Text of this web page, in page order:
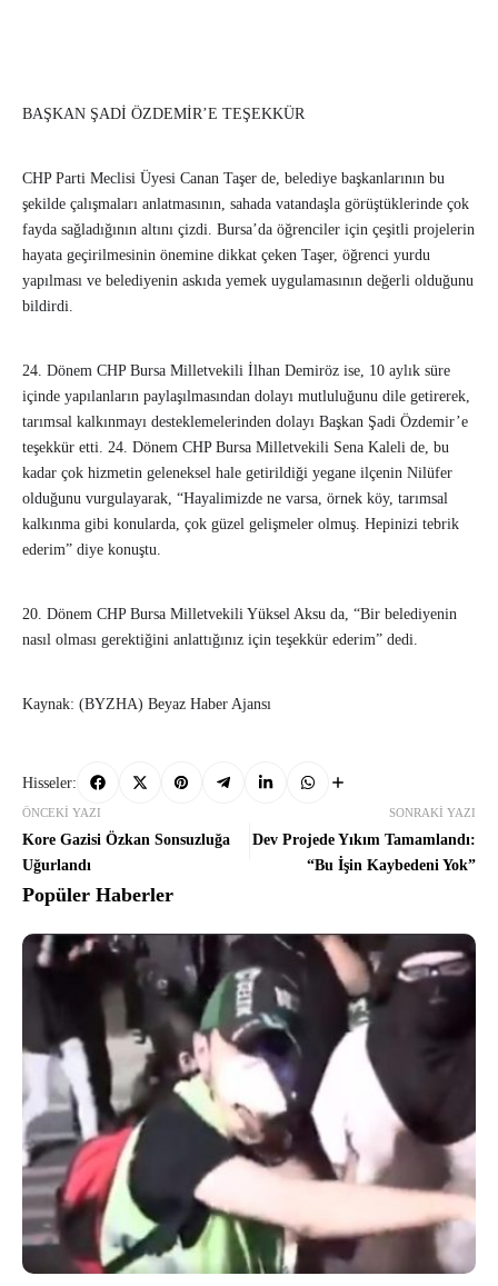
BAŞKAN ŞADİ ÖZDEMİR’E TEŞEKKÜR
CHP Parti Meclisi Üyesi Canan Taşer de, belediye başkanlarının bu
şekilde çalışmaları anlatmasının, sahada vatandaşla görüştüklerinde çok
fayda sağladığının altını çizdi. Bursa’da öğrenciler için çeşitli projelerin
hayata geçirilmesinin önemine dikkat çeken Taşer, öğrenci yurdu
yapılması ve belediyenin askıda yemek uygulamasının değerli olduğunu
bildirdi.
24. Dönem CHP Bursa Milletvekili İlhan Demiröz ise, 10 aylık süre
içinde yapılanların paylaşılmasından dolayı mutluluğunu dile getirerek,
tarımsal kalkınmayı desteklemelerinden dolayı Başkan Şadi Özdemir’e
teşekkür etti. 24. Dönem CHP Bursa Milletvekili Sena Kaleli de, bu
kadar çok hizmetin geleneksel hale getirildiği yegane ilçenin Nilüfer
olduğunu vurgulayarak, “Hayalimizde ne varsa, örnek köy, tarımsal
kalkınma gibi konularda, çok güzel gelişmeler olmuş. Hepinizi tebrik
ederim” diye konuştu.
20. Dönem CHP Bursa Milletvekili Yüksel Aksu da, “Bir belediyenin
nasıl olması gerektiğini anlattığınız için teşekkür ederim” dedi.
Kaynak: (BYZHA) Beyaz Haber Ajansı
Hisseler:
ÖNCEKI YAZI
Kore Gazisi Özkan Sonsuzluğa
Uğurlandı
SONRAKI YAZI
Dev Projede Yıkım Tamamlandı:
“Bu İşin Kaybedeni Yok”
Popüler Haberler